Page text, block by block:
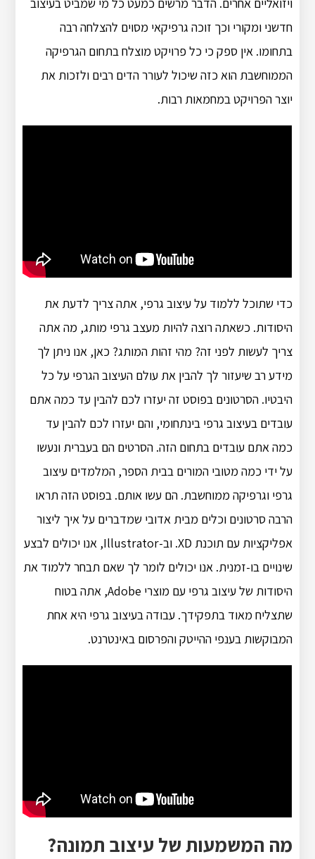
ויזואליים אחרים. הדבר מרשים כמעט כל מי שמביט בעיצוב
חדשני ומקורי וכך זוכה גרפיקאי מסוים להצלחה רבה
בתחומו. אין ספק כי כל פרויקט מוצלח בתחום הגרפיקה
הממוחשבת הוא כזה שיכול לעורר הדים רבים ולזכות את
יוצר הפרויקט במחמאות רבות.
כדי שתוכל ללמוד על עיצוב גרפי, אתה צריך לדעת את
היסודות. כשאתה רוצה להיות מעצב גרפי מותג, מה אתה
צריך לעשות לפני זה? מהי זהות המותג? כאן, אנו ניתן לך
מידע רב שיעזור לך להבין את עולם העיצוב הגרפי על כל
היבטיו. הסרטונים בפוסט זה יעזרו לכם להבין עד כמה אתם
עובדים בעיצוב גרפי בינתחומי, והם יעזרו לכם להבין עד
כמה אתם עובדים בתחום הזה. הסרטים הם בעברית ונעשו
על ידי כמה מטובי המורים בבית הספר, המלמדים עיצוב
גרפי וגרפיקה ממוחשבת. הם עשו אותם. בפוסט הזה תראו
הרבה סרטונים וכלים מבית אדובי שמדברים על איך ליצור
אפליקציות עם תוכנת XD. וב-Illustrator, אנו יכולים לבצע
שינויים בו-זמנית. אנו יכולים לומר לך שאם תבחר ללמוד את
היסודות של עיצוב גרפי עם מוצרי Adobe, אתה בטוח
שתצליח מאוד בתפקידך. עבודה בעיצוב גרפי היא אחת
המבוקשות בענפי ההייטק והפרסום באינטרנט.
מה המשמעות של עיצוב תמונה?